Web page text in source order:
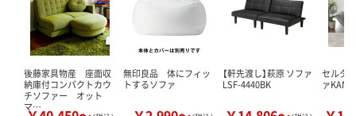
後藤家具物産 座面収
納庫付コンパクトカウ
チソファー オット
マ…
無印良品 体にフィッ
トするソファ
【軒先渡し】萩原 ソファ
LSF-4440BK
セルタ
ァKAN